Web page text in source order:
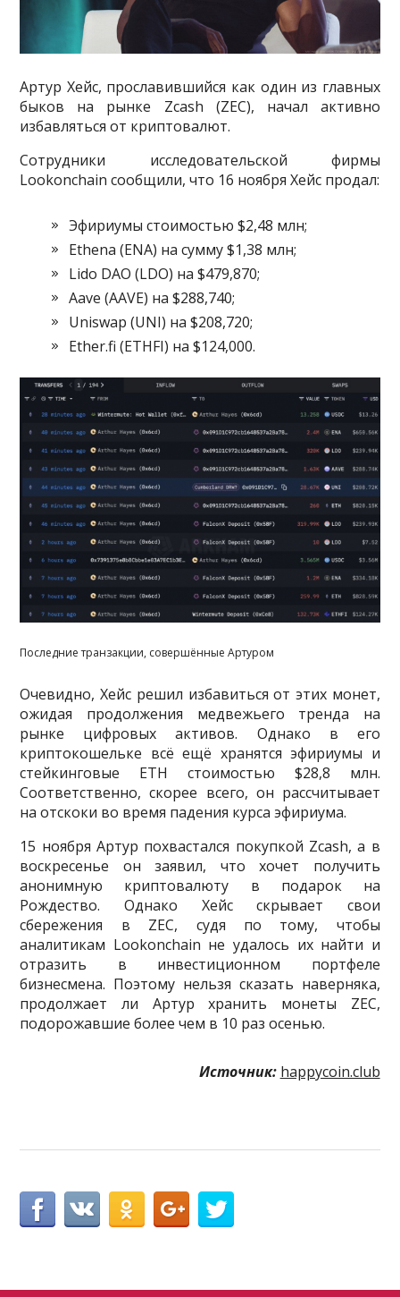
Артур Хейс, прославившийся как один из главных
быков на рынке Zcash (ZEC), начал активно
избавляться от криптовалют.
Сотрудники исследовательской фирмы
Lookonchain сообщили, что 16 ноября Хейс продал:
Эфириумы стоимостью $2,48 млн;
Ethena (ENA) на сумму $1,38 млн;
Lido DAO (LDO) на $479,870;
Aave (AAVE) на $288,740;
Uniswap (UNI) на $208,720;
Ether.fi (ETHFI) на $124,000.
Последние транзакции, совершённые Артуром
Очевидно, Хейс решил избавиться от этих монет,
ожидая продолжения медвежьего тренда на
рынке цифровых активов. Однако в его
криптокошельке всё ещё хранятся эфириумы и
стейкинговые ETH стоимостью $28,8 млн.
Соответственно, скорее всего, он рассчитывает
на отскоки во время падения курса эфириума.
15 ноября Артур похвастался покупкой Zcash, а в
воскресенье он заявил, что хочет получить
анонимную криптовалюту в подарок на
Рождество. Однако Хейс скрывает свои
сбережения в ZEC, судя по тому, чтобы
аналитикам Lookonchain не удалось их найти и
отразить в инвестиционном портфеле
бизнесмена. Поэтому нельзя сказать наверняка,
продолжает ли Артур хранить монеты ZEC,
подорожавшие более чем в 10 раз осенью.
Источник: happycoin.club